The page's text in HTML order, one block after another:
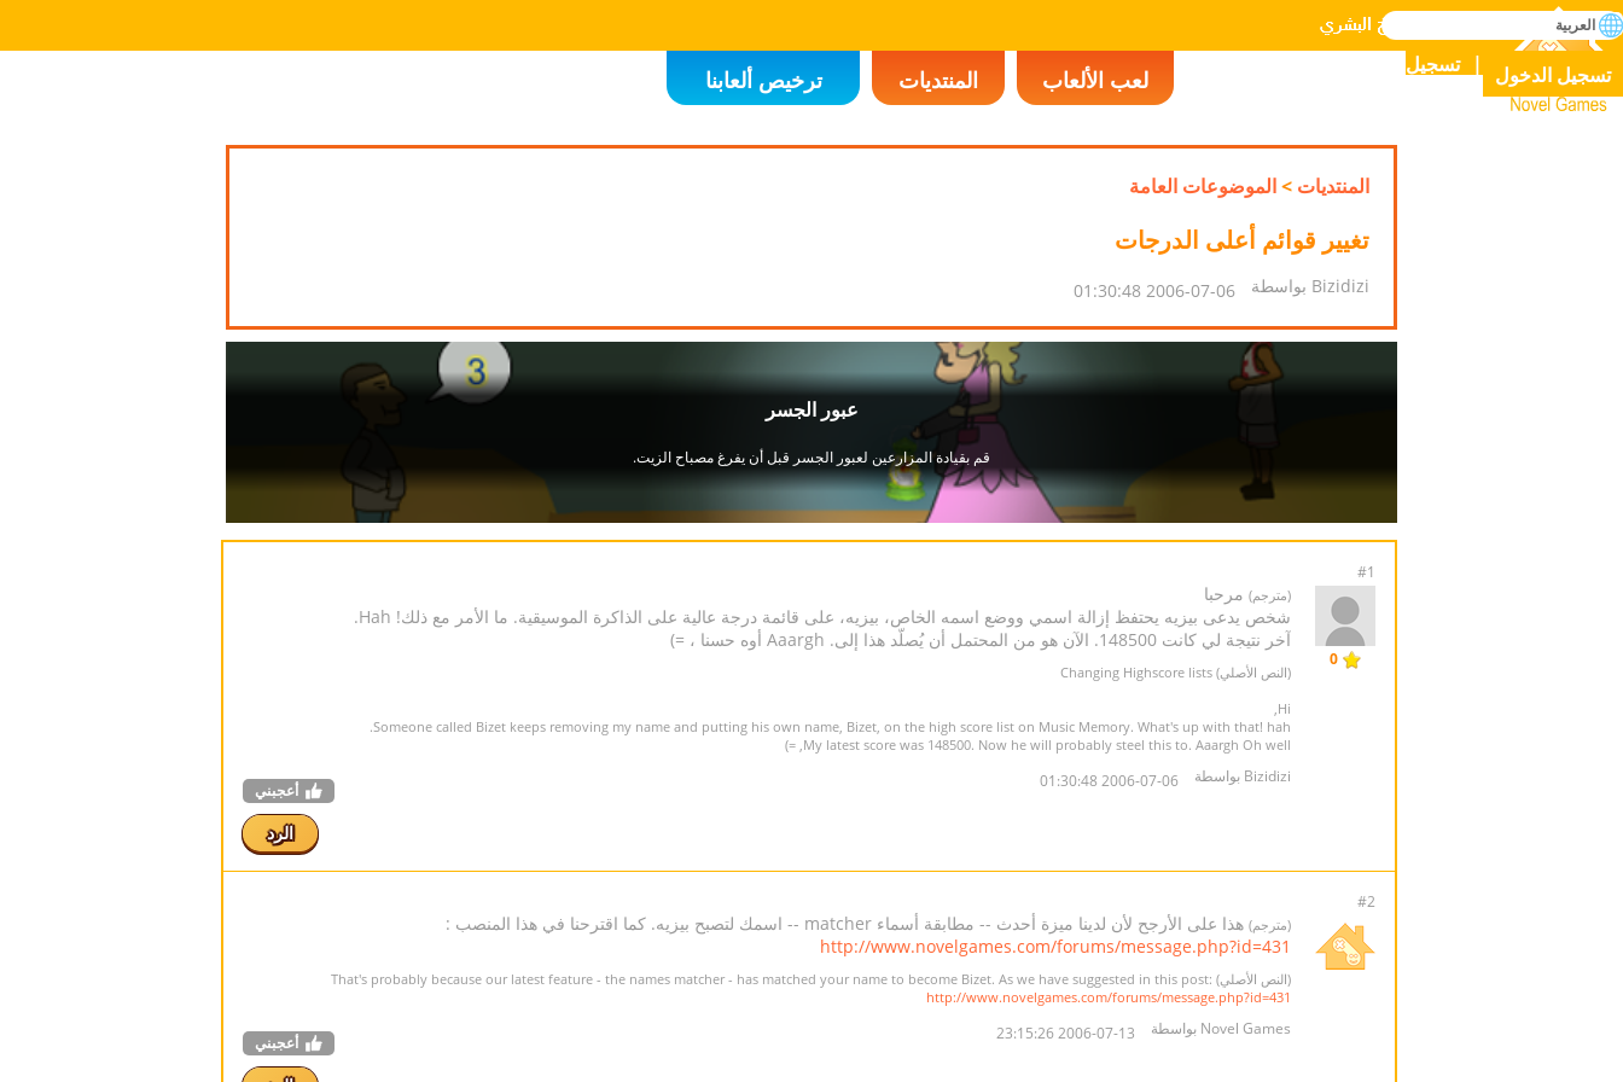
Novel Games
إتقان جميع الألعاب في التاريخ البشري
بحث
لعب الألعاب المنتديات ترخيص ألعابنا تسجيل الدخول تسجيل
العربية
المنتديات >الموضوعات العامة
تغيير قوائم أعلى الدرجات
Bizidizi بواسطة 2006-07-06 01:30:48
#1
0
(مترجم) مرحبا
شخص يدعى بيزيه يحتفظ إزالة اسمي ووضع اسمه الخاص، بيزيه، على قائمة درجة عالية على الذاكرة الموسيقية. ما الأمر مع ذلك! Hah.
آخر نتيجة لي كانت 148500. الآن هو من المحتمل أن يُصلّد هذا إلى. Aaargh أوه حسنا ، =)
(النص الأصلي) Changing Highscore lists
Hi,
Someone called Bizet keeps removing my name and putting his own name, Bizet, on the high score list on Music Memory. What's up with that! hah.
My latest score was 148500. Now he will probably steel this to. Aaargh Oh well, =)
Bizidizi بواسطة 2006-07-06 01:30:48 أعجبني
الرد
#2
(مترجم) هذا على الأرجح لأن لدينا ميزة أحدث -- مطابقة أسماء matcher -- اسمك لتصبح بيزيه. كما اقترحنا في هذا المنصب :
http://www.novelgames.com/forums/message.php?id=431
(النص الأصلي) That's probably because our latest feature - the names matcher - has matched your name to become Bizet. As we have suggested in this post:
http://www.novelgames.com/forums/message.php?id=431
Novel Games بواسطة 2006-07-13 23:15:26 أعجبني